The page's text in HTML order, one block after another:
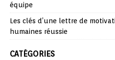
équipe
Les clés d’une lettre de
humaines réussie
CATÉGORIES